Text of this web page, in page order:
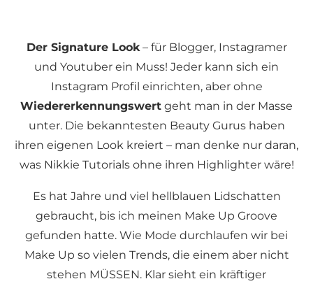
Der Signature Look– für Blogger, Instagramer
und Youtuber ein Muss! Jeder kann sich ein
Instagram Profil einrichten, aber ohne
Wiedererkennungswert geht man in der Masse
unter. Die bekanntesten Beauty Gurus haben
ihren eigenen Look kreiert – man denke nur daran,
was Nikkie Tutorials ohne ihren Highlighter wäre!
Es hat Jahre und viel hellblauen Lidschatten
gebraucht, bis ich meinen Make Up Groove
gefunden hatte. Wie Mode durchlaufen wir bei
Make Up so vielen Trends, die einem aber nicht
stehen MÜSSEN. Klar sieht ein kräftiger